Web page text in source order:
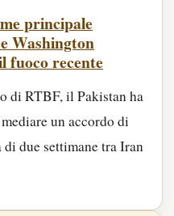
principale
Washington
fuoco recente
di RTBF, il Pakistan ha
un accordo di
due settimane tra Iran